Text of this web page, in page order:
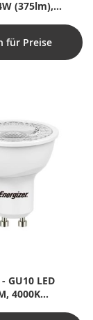
(375lm),
für Preise
- GU10 LED
4000K